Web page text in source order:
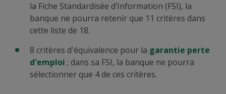
la Fiche Standardisée d’Information (FSI), la
banque ne pourra retenir que 11 critères dans
cette liste de 18.
8 critères d'équivalence pour la garantie perte
d'emploi ; dans sa FSI, la banque ne pourra
sélectionner que 4 de ces critères.